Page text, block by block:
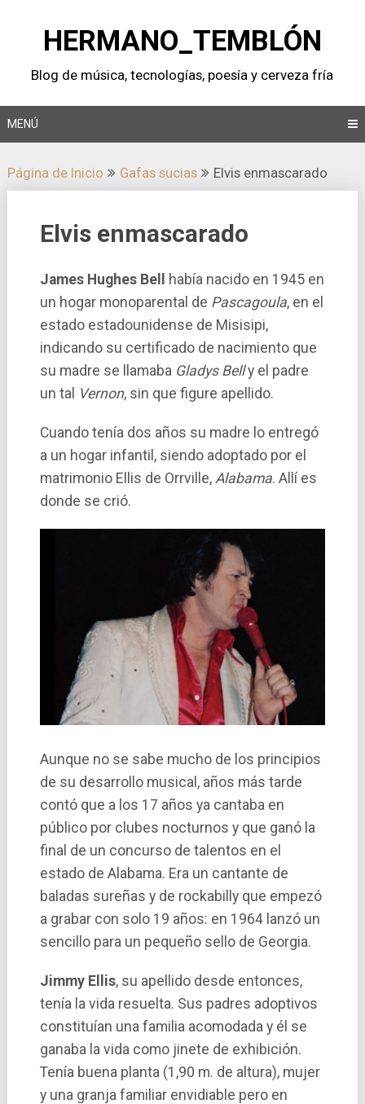
contenidoHERMANO_TEMBLÓN
Blog de música, tecnologí­as, poesí­a y cerveza frí­a
MENÚ
Página de Inicio Gafas sucias Elvis enmascarado
Elvis enmascarado
James Hughes Bell
habí­a nacido en 1945 en
un hogar monoparental de Pascagoula, en el
estado estadounidense de Misisipi,
indicando su certificado de nacimiento que
su madre se llamaba Gladys Belly el padre
un tal Vernon, sin que figure apellido.
Cuando tení­a dos años su madre lo entregó
a un hogar infantil, siendo adoptado por el
matrimonio Ellis de Orrville, Alabama. Allí­ es
donde se crió.
Aunque no se sabe mucho de los principios
de su desarrollo musical, años más tarde
contó que a los 17 años ya cantaba en
público por clubes nocturnos y que ganó la
final de un concurso de talentos en el
estado de Alabama. Era un cantante de
baladas sureñas y de rockabilly que empezó
a grabar con solo 19 años: en 1964 lanzó un
sencillo para un pequeño sello de Georgia.
Jimmy Ellis, su apellido desde entonces,
tení­a la vida resuelta. Sus padres adoptivos
constituí­an una familia acomodada y él se
ganaba la vida como jinete de exhibición.
Tení­a buena planta (1,90 m. de altura), mujer
y una granja familiar envidiable pero en